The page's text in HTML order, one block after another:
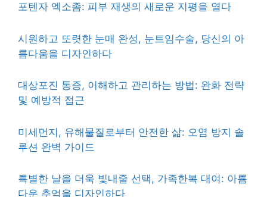
포텐자 엑소좀: 피부 재생의 새로운 지평을 열다
시원하고 또렷한 눈매 완성, 눈트임수술, 당신의 아
름다움을 디자인하다
대상포진 통증, 이해하고 관리하는 방법: 완화 전략
및 예방적 접근
미세먼지, 유해물질로부터 안전한 삶: 오염 방지 솔
루션 완벽 가이드
특별한 날을 더욱 빛내줄 선택, 가족한복 대여: 아름
다운 추억을 디자인하다